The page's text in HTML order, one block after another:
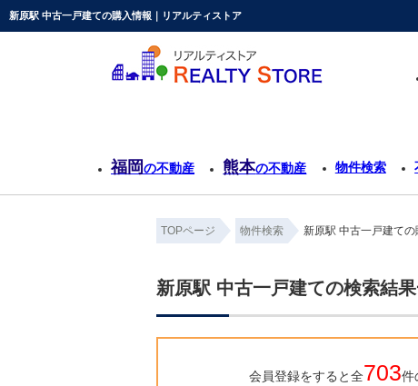
新原駅 中古一戸建ての購入情報｜リアルティストア
福岡の不動産 熊本の不動産 物件検索
TOPページ 物件検索 新原駅 中古一戸建ての
新原駅 中古一戸建ての検索結
会員登録をすると全703件